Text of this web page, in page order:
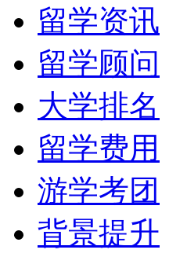
留学资讯
留学顾问
大学排名
留学费用
游学考团
背景提升